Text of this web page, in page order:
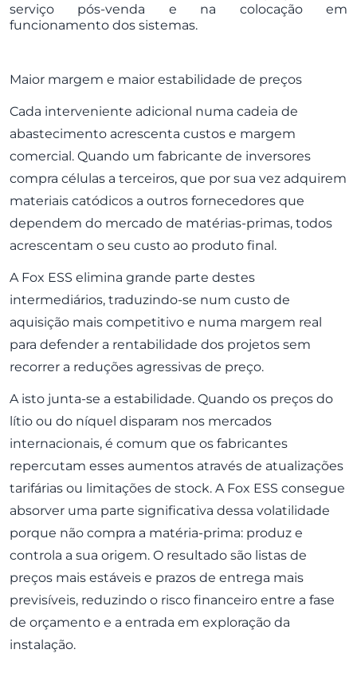
serviço pós-venda e na colocação em
funcionamento dos sistemas.
Maior margem e maior estabilidade de preços
Cada interveniente adicional numa cadeia de
abastecimento acrescenta custos e margem
comercial. Quando um fabricante de inversores
compra células a terceiros, que por sua vez adquirem
materiais catódicos a outros fornecedores que
dependem do mercado de matérias-primas, todos
acrescentam o seu custo ao produto final.
A Fox ESS elimina grande parte destes
intermediários, traduzindo-se num custo de
aquisição mais competitivo e numa margem real
para defender a rentabilidade dos projetos sem
recorrer a reduções agressivas de preço.
A isto junta-se a estabilidade. Quando os preços do
lítio ou do níquel disparam nos mercados
internacionais, é comum que os fabricantes
repercutam esses aumentos através de atualizações
tarifárias ou limitações de stock. A Fox ESS consegue
absorver uma parte significativa dessa volatilidade
porque não compra a matéria-prima: produz e
controla a sua origem. O resultado são listas de
preços mais estáveis e prazos de entrega mais
previsíveis, reduzindo o risco financeiro entre a fase
de orçamento e a entrada em exploração da
instalação.